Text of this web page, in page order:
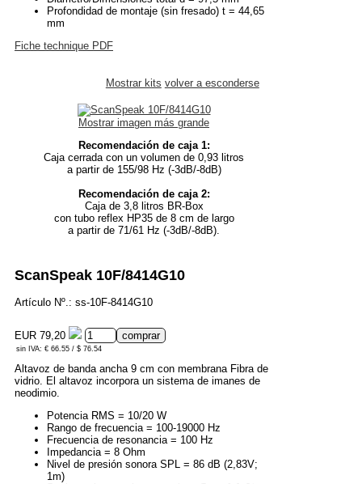
Profondidad de montaje (sin fresado) t = 44,65
mm
Fiche technique PDF
Mostrar kits volver a esconderse
Mostrar imagen más grande
Recomendación de caja 1:
Caja cerrada con un volumen de 0,93 litros
a partir de 155/98 Hz (-3dB/-8dB)
Recomendación de caja 2:
Caja de 3,8 litros BR-Box
con tubo reflex HP35 de 8 cm de largo
a partir de 71/61 Hz (-3dB/-8dB).
ScanSpeak 10F/8414G10
Artículo Nº.: ss-10F-8414G10
EUR 79,20
sin IVA: € 66.55 / $ 76.54
Altavoz de banda ancha 9 cm con membrana Fibra de
vidrio. El altavoz incorpora un sistema de imanes de
neodimio.
Potencia RMS = 10/20 W
Rango de frecuencia = 100-19000 Hz
Frecuencia de resonancia = 100 Hz
Impedancia = 8 Ohm
Nivel de presión sonora SPL = 86 dB (2,83V;
1m)